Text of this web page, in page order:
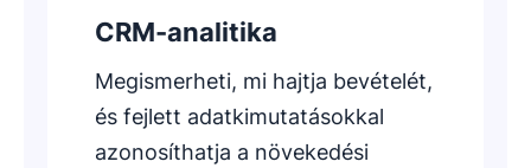
CRM-analitika
Megismerheti, mi hajtja bevételét,
és fejlett adatkimutatásokkal
azonosíthatja a növekedési